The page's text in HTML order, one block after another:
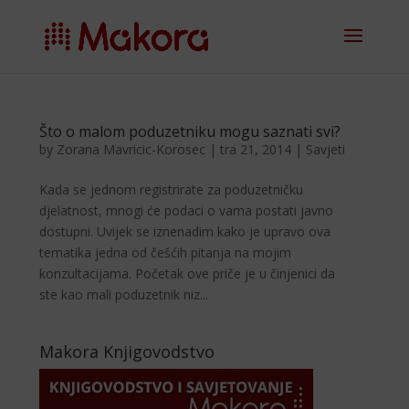
Što o malom poduzetniku mogu saznati svi?
by Zorana Mavricic-Korosec |tra 21, 2014 | Savjeti
Kada se jednom registrirate za poduzetničku
djelatnost, mnogi će podaci o vama postati javno
dostupni. Uvijek se iznenadim kako je upravo ova
tematika jedna od češćih pitanja na mojim
konzultacijama. Početak ove priče je u činjenici da
ste kao mali poduzetnik niz...
Makora Knjigovodstvo